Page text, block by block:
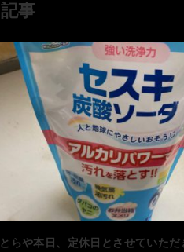
事
らや本日、定休日とさせていただ